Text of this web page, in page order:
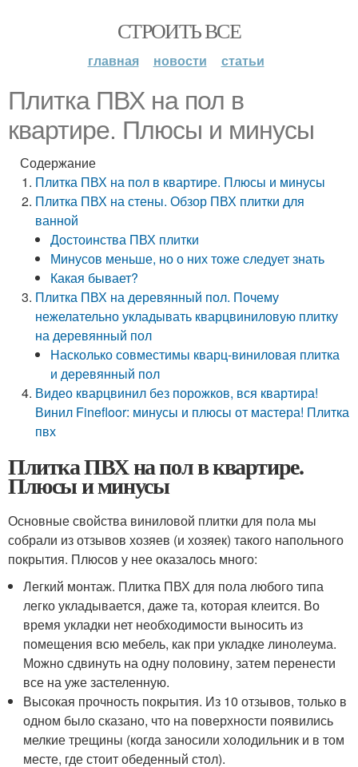
СТРОИТЬ ВСЕ
главная новости статьи
Плитка ПВХ на пол в
квартире. Плюсы и минусы
Содержание
Плитка ПВХ на пол в квартире. Плюсы и минусы
Плитка ПВХ на стены. Обзор ПВХ плитки для
ванной
Достоинства ПВХ плитки
Минусов меньше, но о них тоже следует знать
Какая бывает?
Плитка ПВХ на деревянный пол. Почему
нежелательно укладывать кварцвиниловую плитку
на деревянный пол
Насколько совместимы кварц-виниловая плитка
и деревянный пол
Видео кварцвинил без порожков, вся квартира!
Винил Finefloor: минусы и плюсы от мастера! Плитка
пвх
Плитка ПВХ на пол в квартире.
Плюсы и минусы
Основные свойства виниловой плитки для пола мы
собрали из отзывов хозяев (и хозяек) такого напольного
покрытия. Плюсов у нее оказалось много:
Легкий монтаж. Плитка ПВХ для пола любого типа
легко укладывается, даже та, которая клеится. Во
время укладки нет необходимости выносить из
помещения всю мебель, как при укладке линолеума.
Можно сдвинуть на одну половину, затем перенести
все на уже застеленную.
Высокая прочность покрытия. Из 10 отзывов, только в
одном было сказано, что на поверхности появились
мелкие трещины (когда заносили холодильник и в том
месте, где стоит обеденный стол).